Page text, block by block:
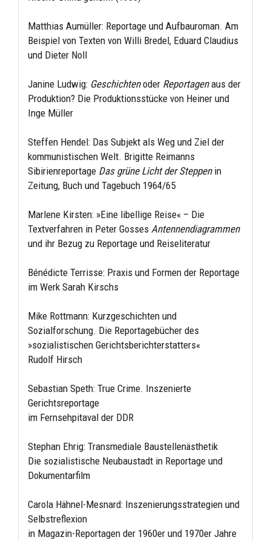
Matthias Aumüller: Reportage und Aufbauroman. Am
Beispiel von Texten von Willi Bredel, Eduard Claudius
und Dieter Noll
Janine Ludwig: Geschichtenoder Reportagenaus der
Produktion? Die Produktionsstücke von Heiner und
Inge Müller
Steffen Hendel: Das Subjekt als Weg und Ziel der
kommunistischen Welt. Brigitte Reimanns
Sibirienreportage Das grüne Licht der Steppenin
Zeitung, Buch und Tagebuch 1964/65
Marlene Kirsten: »Eine libellige Reise« – Die
Textverfahren in Peter Gosses Antennendiagrammen
und ihr Bezug zu Reportage und Reiseliteratur
Bénédicte Terrisse: Praxis und Formen der Reportage
im Werk Sarah Kirschs
Mike Rottmann: Kurzgeschichten und
Sozialforschung. Die Reportagebücher des
»sozialistischen Gerichtsberichterstatters«
Rudolf Hirsch
Sebastian Speth: True Crime. Inszenierte
Gerichtsreportage
im Fernsehpitaval der DDR
Stephan Ehrig: Transmediale Baustellenästhetik
Die sozialistische Neubaustadt in Reportage und
Dokumentarfilm
Carola Hähnel-Mesnard: Inszenierungsstrategien und
Selbstreflexion
in Magazin-Reportagen der 1960er und 1970er Jahre